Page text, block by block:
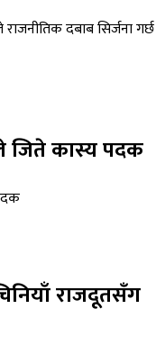
जिते कास्य पदक
राजदूतसँग